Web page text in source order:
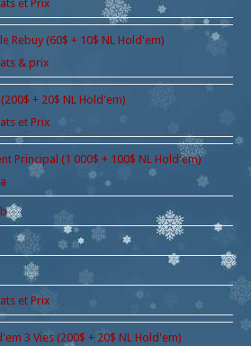
et Prix
Rebuy (60$ + 10$ NL Hold'em)
& prix
+ 20$ NL Hold'em)
et Prix
Principal (1 000$ + 100$ NL Hold'em)
et Prix
3 Vies (200$ + 20$ NL Hold'em)